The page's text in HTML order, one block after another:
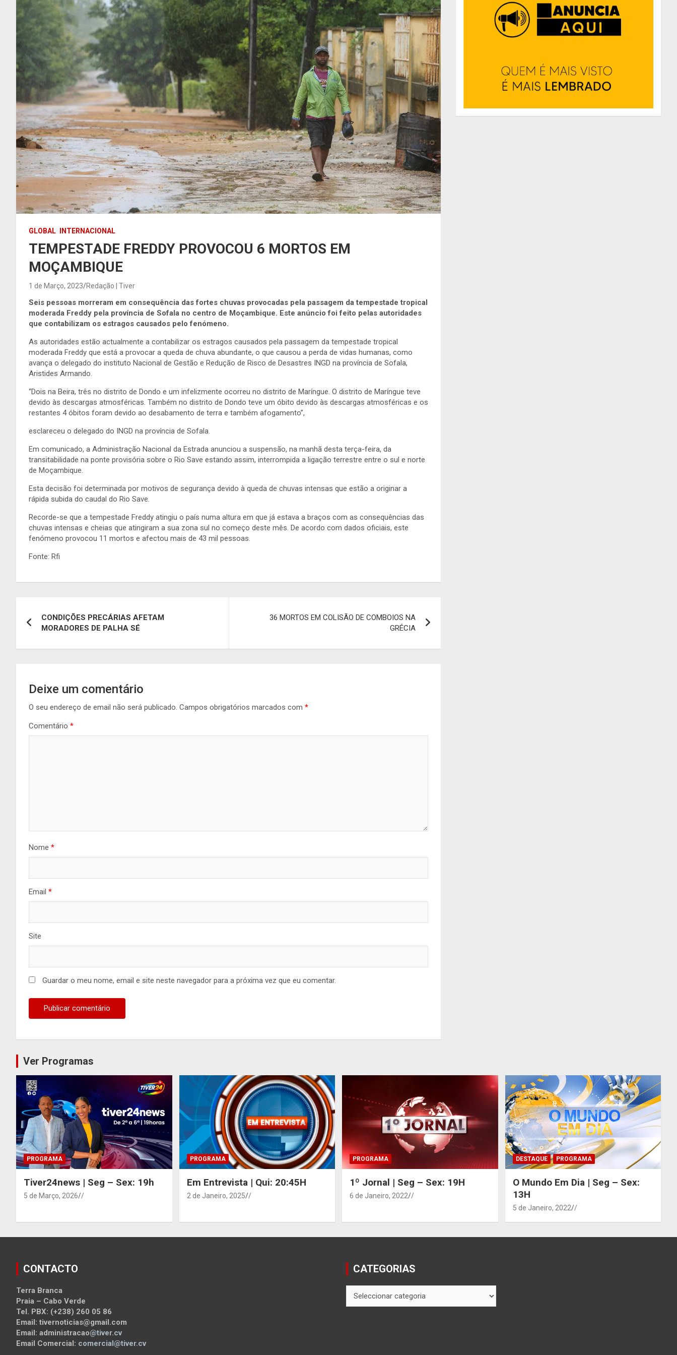
GLOBAL INTERNACIONAL
TEMPESTADE FREDDY PROVOCOU 6 MORTOS EM
MOÇAMBIQUE
1 de Março, 2023 Redação | Tiver
Seis pessoas morreram em consequência das fortes chuvas provocadas pela passagem da tempestade tropical
moderada Freddy pela província de Sofala no centro de Moçambique. Este anúncio foi feito pelas autoridades
que contabilizam os estragos causados pelo fenómeno.
As autoridades estão actualmente a contabilizar os estragos causados pela passagem da tempestade tropical
moderada Freddy que está a provocar a queda de chuva abundante, o que causou a perda de vidas humanas, como
avança o delegado do instituto Nacional de Gestão e Redução de Risco de Desastres INGD na província de Sofala,
Aristides Armando.
“Dois na Beira, três no distrito de Dondo e um infelizmente ocorreu no distrito de Maríngue. O distrito de Maríngue teve
devido às descargas atmosféricas. Também no distrito de Dondo teve um óbito devido às descargas atmosféricas e os
restantes 4 óbitos foram devido ao desabamento de terra e também afogamento”,
esclareceu o delegado do INGD na província de Sofala.
Em comunicado, a Administração Nacional da Estrada anunciou a suspensão, na manhã desta terça-feira, da
transitabilidade na ponte provisória sobre o Rio Save estando assim, interrompida a ligação terrestre entre o sul e norte
de Moçambique.
Esta decisão foi determinada por motivos de segurança devido à queda de chuvas intensas que estão a originar a
rápida subida do caudal do Rio Save.
Recorde-se que a tempestade Freddy atingiu o país numa altura em que já estava a braços com as consequências das
chuvas intensas e cheias que atingiram a sua zona sul no começo deste mês. De acordo com dados oficiais, este
fenómeno provocou 11 mortos e afectou mais de 43 mil pessoas.
Fonte: Rfi
de
artigos
CONDIÇÕES PRECÁRIAS AFETAM
MORADORES DE PALHA SÉ
36 MORTOS EM COLISÃO DE COMBOIOS NA
GRÉCIA
Deixe um comentário
O seu endereço de email não será publicado. Campos obrigatórios marcados com *
Comentário *
Nome *
Email *
Site
Guardar o meu nome, email e site neste navegador para a próxima vez que eu comentar.
Ver Programas
PROGRAMA
Tiver24news | Seg – Sex: 19h
5 de Março, 2026 /
PROGRAMA
Em Entrevista | Qui: 20:45H
2 de Janeiro, 2025 /
PROGRAMA
1º Jornal | Seg – Sex: 19H
6 de Janeiro, 2022 /
DESTAQUE PROGRAMA
O Mundo Em Dia | Seg – Sex:
13H
5 de Janeiro, 2022 /
CONTACTO
Terra Branca
Praia – Cabo Verde
Tel. PBX: (+238) 260 05 86
Email: tivernoticias@gmail.com
Email: administracao@tiver.cv
Email Comercial: comercial@tiver.cv
CATEGORIAS